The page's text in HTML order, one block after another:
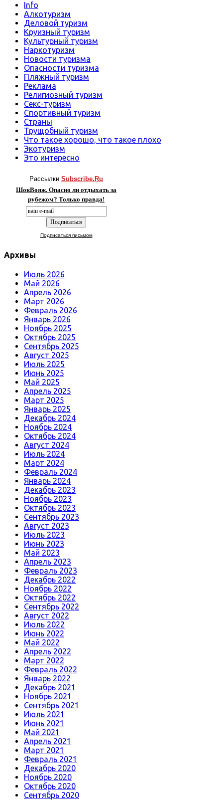
Info
Алкотуризм
Деловой туризм
Круизный туризм
Культурный туризм
Наркотуризм
Новости туризма
Опасности туризма
Пляжный туризм
Реклама
Религиозный туризм
Секс-туризм
Спортивный туризм
Страны
Трущобный туризм
Что такое хорошо, что такое плохо
Экотуризм
Это интересно
Рассылки Subscribe.Ru
ШокВояж. Опасно ли отдыхать за
рубежом? Только правда!
Подписаться письмом
Архивы
Июль 2026
Май 2026
Апрель 2026
Март 2026
Февраль 2026
Январь 2026
Ноябрь 2025
Октябрь 2025
Сентябрь 2025
Август 2025
Июль 2025
Июнь 2025
Май 2025
Апрель 2025
Март 2025
Январь 2025
Декабрь 2024
Ноябрь 2024
Октябрь 2024
Август 2024
Июль 2024
Март 2024
Февраль 2024
Январь 2024
Декабрь 2023
Ноябрь 2023
Октябрь 2023
Сентябрь 2023
Август 2023
Июль 2023
Июнь 2023
Май 2023
Апрель 2023
Февраль 2023
Декабрь 2022
Ноябрь 2022
Октябрь 2022
Сентябрь 2022
Август 2022
Июль 2022
Июнь 2022
Май 2022
Апрель 2022
Март 2022
Февраль 2022
Январь 2022
Декабрь 2021
Ноябрь 2021
Сентябрь 2021
Июль 2021
Июнь 2021
Май 2021
Апрель 2021
Март 2021
Февраль 2021
Декабрь 2020
Ноябрь 2020
Октябрь 2020
Сентябрь 2020